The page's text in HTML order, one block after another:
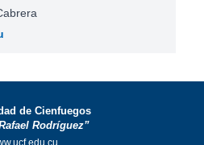
de Cienfuegos
Rodríguez”